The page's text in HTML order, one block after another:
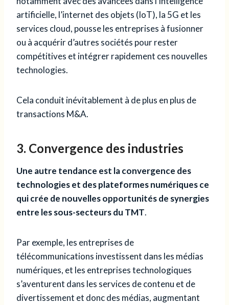
artificielle, l’internet des objets (IoT), la 5G et les
services cloud, pousse les entreprises à fusionner
ou à acquérir d’autres sociétés pour rester
compétitives et intégrer rapidement ces nouvelles
technologies.
Cela conduit inévitablement à de plus en plus de
transactions M&A.
3. Convergence des industries
Une autre tendance est la convergence des
technologies et des plateformes numériques ce
qui crée de nouvelles opportunités de synergies
entre les sous-secteurs du TMT.
Par exemple, les entreprises de
télécommunications investissent dans les médias
numériques, et les entreprises technologiques
s’aventurent dans les services de contenu et de
divertissement et donc des médias, augmentant